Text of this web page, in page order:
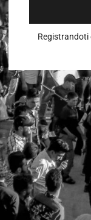
Registrandoti